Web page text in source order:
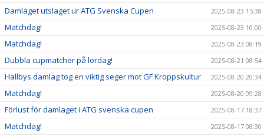
Damlaget utslaget ur ATG Svenska Cupen 2025-08-23 15:38
Matchdag! 2025-08-23 10:00
Matchdag! 2025-08-23 08:19
Dubbla cupmatcher på lördag! 2025-08-21 08:54
Hallbys damlag tog en viktig seger mot GF Kroppskultur 2025-08-20 20:34
Matchdag! 2025-08-20 09:28
Förlust för damlaget i ATG svenska cupen 2025-08-17 18:37
Matchdag! 2025-08-17 08:30